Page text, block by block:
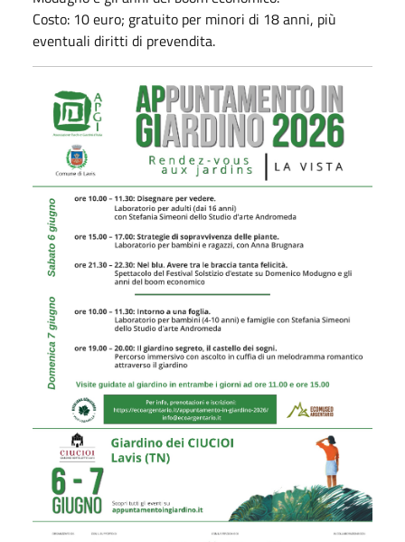
Costo: 10 euro; gratuito per minori di 18 anni, più
eventuali diritti di prevendita.